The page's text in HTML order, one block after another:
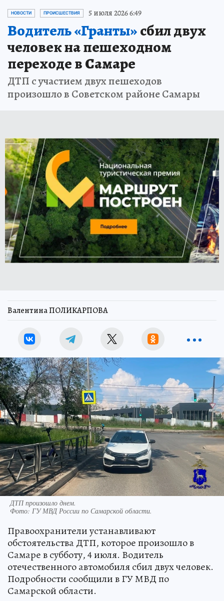
НОВОСТИ ПРОИСШЕСТВИЯ 5 июля 2026 6:49
Водитель «Гранты»сбил двух
человек на пешеходном
переходе в Самаре
ДТП с участием двух пешеходов
произошло в Советском районе Самары
Валентина ПОЛИКАРПОВА
ДТП произошло днем.
Фото: ГУ МВД России по Самарской области.
Правоохранители устанавливают
обстоятельства ДТП, которое произошло в
Самаре в субботу, 4 июля. Водитель
отечественного автомобиля сбил двух человек.
Подробности сообщили в ГУ МВД по
Самарской области.